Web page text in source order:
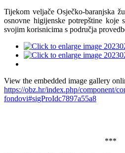
Tijekom veljače Osječko-baranjska
osnovne higijenske potrepštine koje
svojim korisnicima s područja
View the embedded image gallery
https://obz.hr/index.php/component/
fondovi#sigProIdc7897a55a8
***